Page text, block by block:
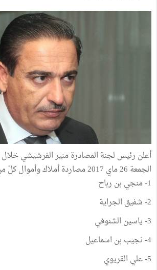
أعلن رئيس لجنة المصادرة منير الفرشيشي
الجمعة 26 ماي 2017 مصاردة أملاك وأموال كلّ من:
1- منجي بن رباح
2- شفيق الجراية
3- ياسين الشنوفي
4- نجيب بن اسماعيل
5- علي القريوي